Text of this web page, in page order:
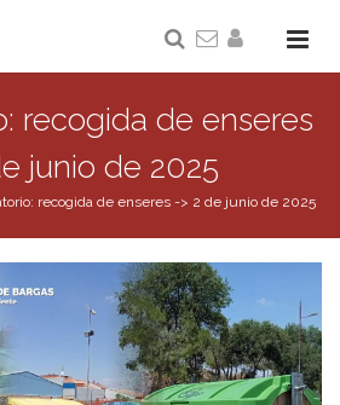
recogida de enseres
junio de 2025
recogida de enseres -> 2 de junio de 2025